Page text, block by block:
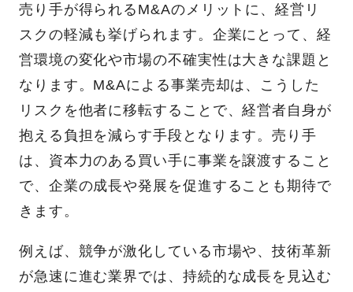
売り手が得られるM&Aのメリットに、経営リ
スクの軽減も挙げられます。企業にとって、経
営環境の変化や市場の不確実性は大きな課題と
なります。M&Aによる事業売却は、こうした
リスクを他者に移転することで、経営者自身が
抱える負担を減らす手段となります。売り手
は、資本力のある買い手に事業を譲渡すること
で、企業の成長や発展を促進することも期待で
きます。
例えば、競争が激化している市場や、技術革新
が急速に進む業界では、持続的な成長を見込む